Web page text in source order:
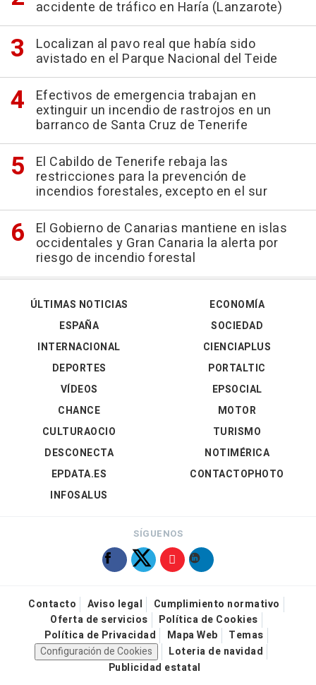
accidente de tráfico en Haría (Lanzarote)
Localizan al pavo real que había sido
avistado en el Parque Nacional del Teide
Efectivos de emergencia trabajan en
extinguir un incendio de rastrojos en un
barranco de Santa Cruz de Tenerife
El Cabildo de Tenerife rebaja las
restricciones para la prevención de
incendios forestales, excepto en el sur
El Gobierno de Canarias mantiene en islas
occidentales y Gran Canaria la alerta por
riesgo de incendio forestal
ÚLTIMAS NOTICIAS
ESPAÑA
INTERNACIONAL
DEPORTES
VÍDEOS
ECONOMÍA
SOCIEDAD
CIENCIAPLUS
PORTALTIC
EPSOCIAL
CHANCE
CULTURAOCIO
DESCONECTA
EPDATA.ES
INFOSALUS
MOTOR
TURISMO
NOTIMÉRICA
CONTACTOPHOTO
SÍGUENOS
Contacto Aviso legal
Cumplimiento normativo
Oferta de servicios
Política de Cookies
Política de Privacidad
Mapa Web
Temas
Configuración de Cookies
Loteria de navidad
Publicidad estatal